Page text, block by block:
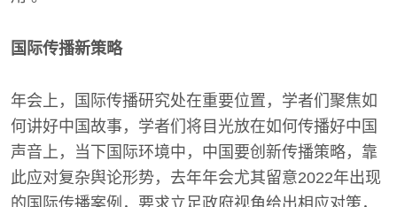
国际传播新策略
年会上，国际传播研究处在重要位置，学者们聚焦如
何讲好中国故事，学者们将目光放在如何传播好中国
声音上，当下国际环境中，中国要创新传播策略，靠
此应对复杂舆论形势，去年年会尤其留意2022年出现
的国际传播案例，要求立足政府视角给出相应对策，